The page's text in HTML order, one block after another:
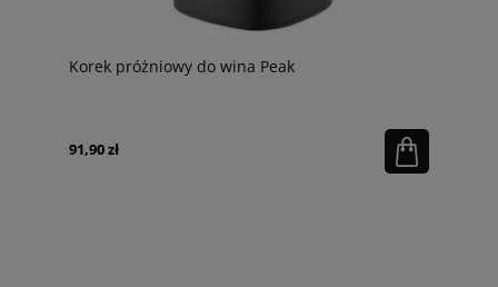
Korek próżniowy do wina Peak
91,90 zł